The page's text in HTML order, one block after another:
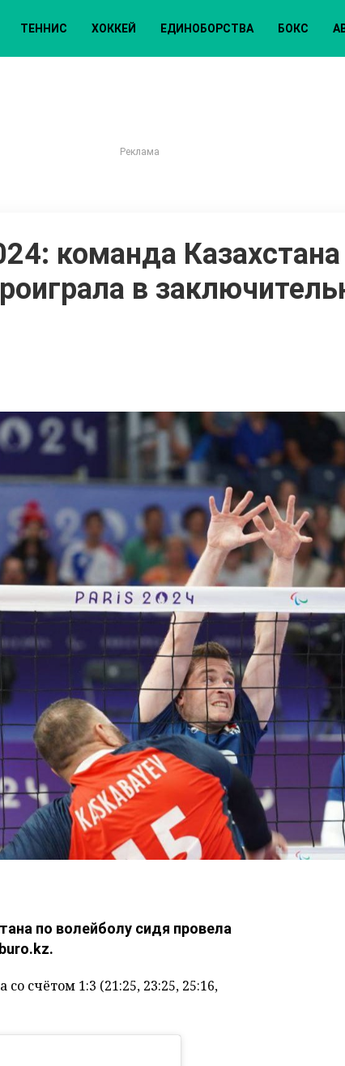
ТЕННИС ХОККЕЙ ЕДИНОБОРСТВА БОКС
команда Казахстана
в
по волейболу сидя провела
счётом 1:3 (21:25, 23:25, 25:16,